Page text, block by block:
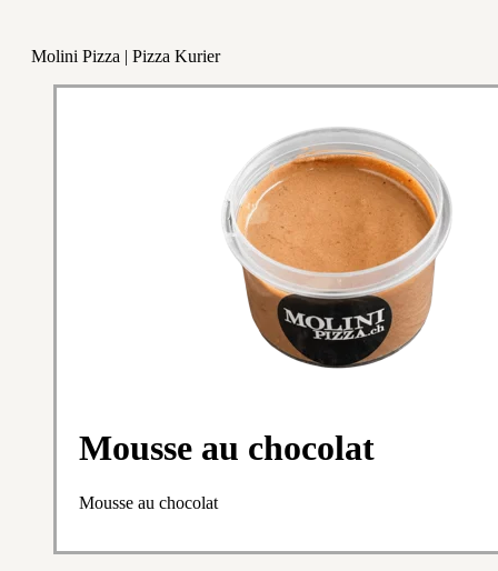
Molini Pizza | Pizza Kurier
Mousse au chocolat
Mousse au chocolat